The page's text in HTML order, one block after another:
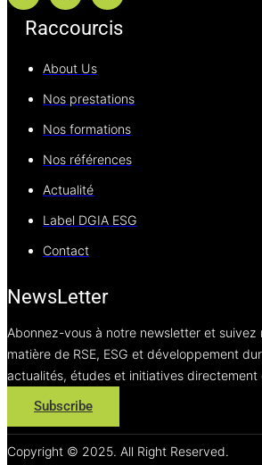
Raccourcis
About Us
Nos prestations
Nos formations
Nos références
Actualité
Label DGIA ESG
Contact
NewsLetter
Abonnez-vous à notre newsletter et suivez
matière de RSE, ESG et développement
actualités, études et initiatives directement
Subscribe
Copyright © 2025. All Right Reserved.